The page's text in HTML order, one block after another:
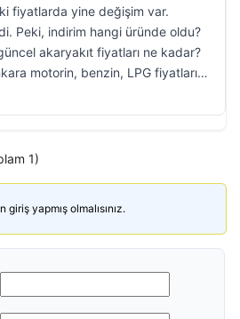
fiyatlarda yine değişim var.
Peki, indirim hangi üründe oldu?
akaryakıt fiyatları ne kadar?
motorin, benzin, LPG fiyatları…
1)
yapmış olmalısınız.